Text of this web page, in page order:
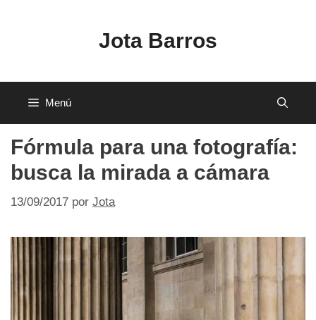
Jota Barros
Menú
Fórmula para una fotografía:
busca la mirada a cámara
13/09/2017 por Jota